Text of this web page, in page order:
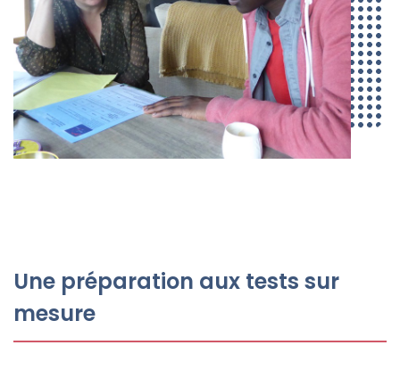
Une préparation aux tests sur
mesure